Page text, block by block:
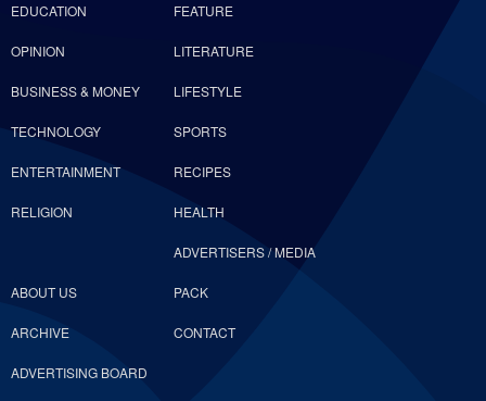
EDUCATION FEATURE
OPINION LITERATURE
BUSINESS & MONEY LIFESTYLE
TECHNOLOGY SPORTS
ENTERTAINMENT RECIPES
RELIGION HEALTH
ABOUT US
ADVERTISERS / MEDIA
PACK
ARCHIVE CONTACT
ADVERTISING BOARD